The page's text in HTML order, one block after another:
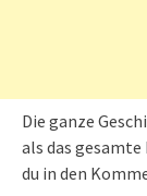
Die ganze
als das
du in den